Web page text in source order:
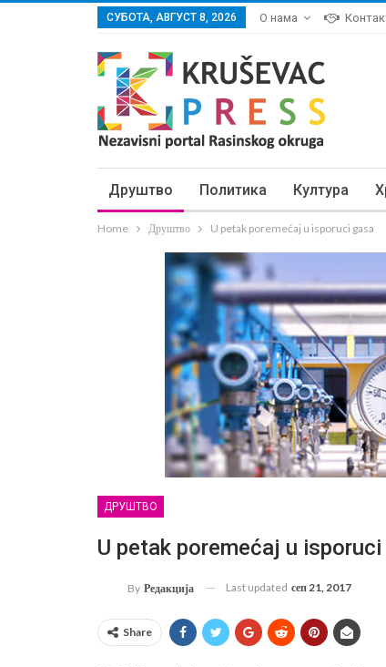
СУБОТА, АВГУСТ 8, 2026 О нама
Друштво Политика Култура
Home Друштво U petak poremećaj u isporuci gasa
ДРУШТВО
U petak poremećaj u
By Редакција Last updated сеп 21, 2017
Share